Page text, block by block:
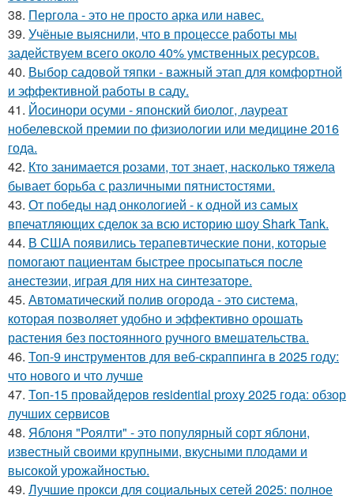
38. Пергола - это не просто арка или навес.
39. Учёные выяснили, что в процессе работы мы
задействуем всего около 40% умственных ресурсов.
40. Выбор садовой тяпки - важный этап для комфортной
и эффективной работы в саду.
41. Йосинори осуми - японский биолог, лауреат
нобелевской премии по физиологии или медицине 2016
года.
42. Кто занимается розами, тот знает, насколько тяжела
бывает борьба с различными пятнистостями.
43. От победы над онкологией - к одной из самых
впечатляющих сделок за всю историю шоу Shark Tank.
44. В США появились терапевтические пони, которые
помогают пациентам быстрее просыпаться после
анестезии, играя для них на синтезаторе.
45. Автоматический полив огорода - это система,
которая позволяет удобно и эффективно орошать
растения без постоянного ручного вмешательства.
46. Топ-9 инструментов для веб-скраппинга в 2025 году:
что нового и что лучше
47. Топ-15 провайдеров residential proxy 2025 года: обзор
лучших сервисов
48. Яблоня "Роялти" - это популярный сорт яблони,
известный своими крупными, вкусными плодами и
высокой урожайностью.
49. Лучшие прокси для социальных сетей 2025: полное